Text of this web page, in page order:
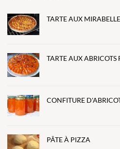
TARTE AUX
TARTE AUX ABRICOTS
CONFITURE
PÂTE À PIZZA